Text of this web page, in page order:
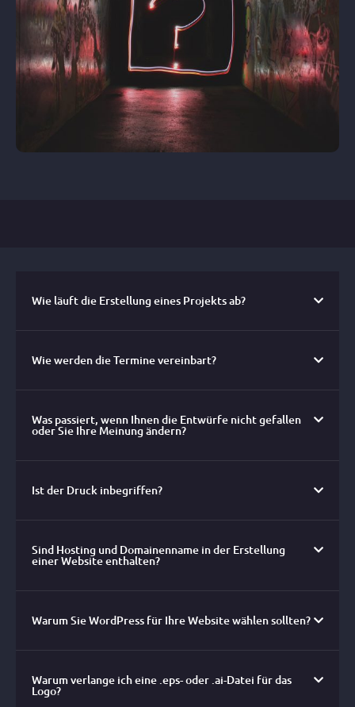
Wie läuft die Erstellung eines Projekts ab?
Wie werden die Termine vereinbart?
Was passiert, wenn Ihnen die Entwürfe nicht gefallen
oder Sie Ihre Meinung ändern?
Ist der Druck inbegriffen?
Sind Hosting und Domainenname in der Erstellung
einer Website enthalten?
Warum Sie WordPress für Ihre Website wählen sollten?
Warum verlange ich eine .eps- oder .ai-Datei für das
Logo?